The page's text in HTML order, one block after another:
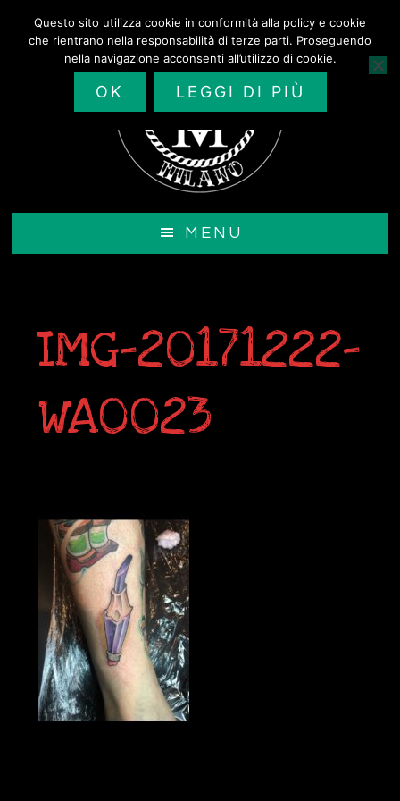
contenuto
MENU
IMG-20171222-
WA0023
Questo sito utilizza cookie in conformità alla policy e cookie
che rientrano nella responsabilità di terze parti. Proseguendo
nella navigazione acconsenti all’utilizzo di cookie.
OK LEGGI DI PIÙ